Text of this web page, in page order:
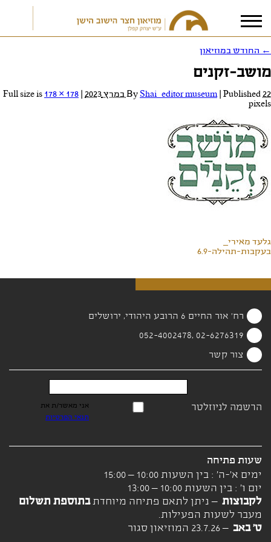
אני מאשר/ת את
← החודש במוזיאון
מושב-זקנים
By Shai_editor museum Published22 במרץ 2023
178 × 178
pixels
גלעד מאירי_
בעקבות-תהילה-6.9
רח' אור החיים 6 הרובע היהודי, ירושלים
02-6276319 ,052-4002478
צור קשר
הרשמה לניוזלטר
אני מאשר/ת את
תנאי הפרטיות
שעות פתיחה
ימים א'-ה' : בין השעות 10:00 – 15:00
יום ו' : בין השעות 10:00 – 13:00
לקבוצות – ניתן לתאם פתיחה מיוחדתבתוספת תשלום
מעבר לשעות הפעילות.
ט' באב– 23.7.26 המוזיאון סגור